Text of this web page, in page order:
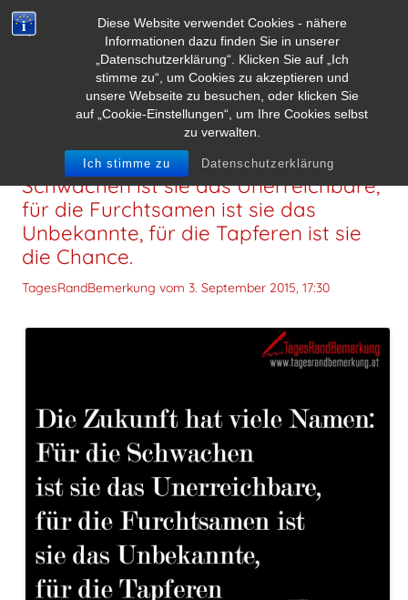
Diese Website verwendet Cookies - nähere
Informationen dazu finden Sie in unserer
„Datenschutzerklärung“. Klicken Sie auf „Ich
stimme zu“, um Cookies zu akzeptieren und
unsere Webseite zu besuchen, oder klicken Sie
auf „Cookie-Einstellungen“, um Ihre Cookies selbst
zu verwalten.
Ich stimme zu Datenschutzerklärung
Die Zukunft hat viele Namen: Für die
Schwachen ist sie das Unerreichbare,
für die Furchtsamen ist sie das
Unbekannte, für die Tapferen ist sie
die Chance.
TagesRandBemerkung vom 3. September 2015, 17:30